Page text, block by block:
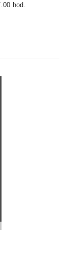
hod.